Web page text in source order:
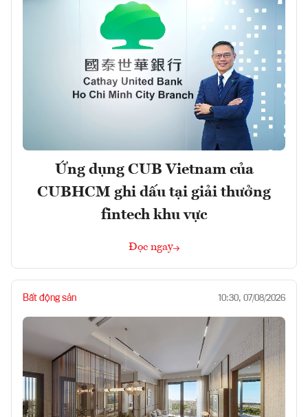
Ứng dụng CUB Vietnam của
CUBHCM ghi dấu tại giải thưởng
fintech khu vực
Đọc ngay
Bất động sản 10:30, 07/08/2026